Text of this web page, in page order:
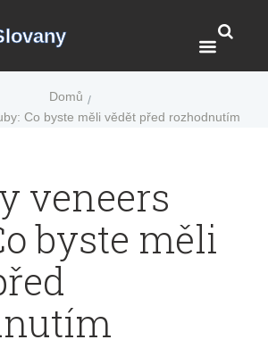
Domů
Co byste měli vědět před rozhodnutím
veneers
byste měli